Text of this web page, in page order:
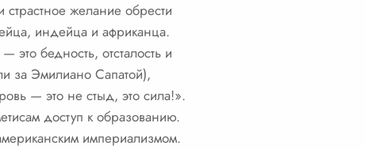
желание обрести
индейца и африканца.
это бедность, отсталость и
за Эмилиано Сапатой),
— это не стыд, это сила!».
доступ к образованию.
империализмом.